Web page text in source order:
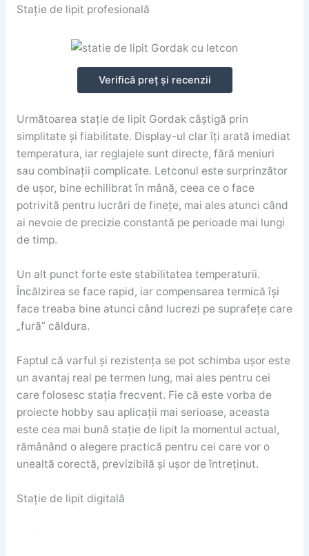
Stație de lipit profesională
Verifică preț și recenzii
Următoarea stație de lipit Gordak câștigă prin
simplitate și fiabilitate. Display-ul clar îți arată imediat
temperatura, iar reglajele sunt directe, fără meniuri
sau combinații complicate. Letconul este surprinzător
de ușor, bine echilibrat în mână, ceea ce o face
potrivită pentru lucrări de finețe, mai ales atunci când
ai nevoie de precizie constantă pe perioade mai lungi
de timp.
Un alt punct forte este stabilitatea temperaturii.
Încălzirea se face rapid, iar compensarea termică își
face treaba bine atunci când lucrezi pe suprafețe care
„fură” căldura.
Faptul că varful și rezistența se pot schimba ușor este
un avantaj real pe termen lung, mai ales pentru cei
care folosesc stația frecvent. Fie că este vorba de
proiecte hobby sau aplicații mai serioase, aceasta
este cea mai bună stație de lipit la momentul actual,
rămânând o alegere practică pentru cei care vor o
unealtă corectă, previzibilă și ușor de întreținut.
Stație de lipit digitală